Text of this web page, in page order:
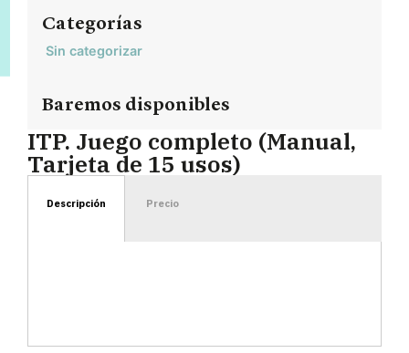
Categorías
Sin categorizar
Baremos disponibles
ITP. Juego completo (Manual,
Tarjeta de 15 usos)
Descripción Precio